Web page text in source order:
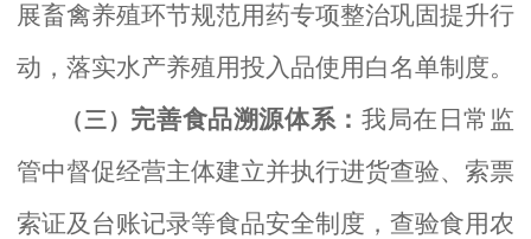
展畜禽养殖环节规范用药专项整治巩固提升行
动 ， 落实水产养殖用投入品使用白名单制度。
（三） 完善食品溯源体系： 我局在日常监
管中督促经营主体建立并执行进货查验、索票
索证及台账记录等食品安全制度，查验食用农